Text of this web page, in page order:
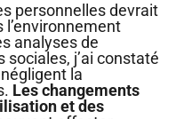
personnelles devrait
analyses de
j’ai constaté
la
Les changements
et des